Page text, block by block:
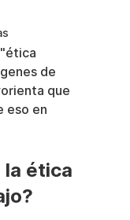
de
que
eso en
la ética